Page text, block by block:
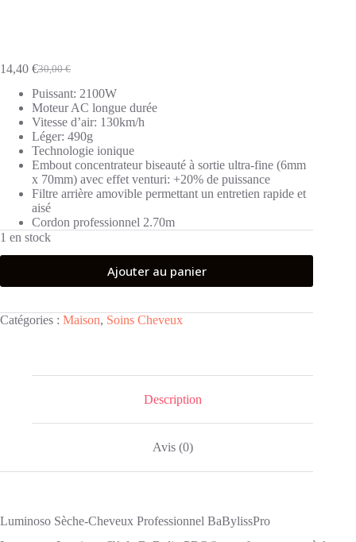
30,00€
Le
prix
initial
était :
30,00 €.
14,40 €Le
prix
actuel
est :
14,40 €.
Puissant: 2100W
Moteur AC longue durée
Vitesse d’air: 130km/h
Léger: 490g
Technologie ionique
Embout concentrateur biseauté à sortie ultra-fine (6mm
x 70mm) avec effet venturi: +20% de puissance
Filtre arrière amovible permettant un entretien rapide et
aisé
Cordon professionnel 2.70m
1 en stock
Ajouter au panier
Catégories : Maison, Soins Cheveux
Description
Avis (0)
Luminoso Sèche-Cheveux Professionnel BaBylissPro